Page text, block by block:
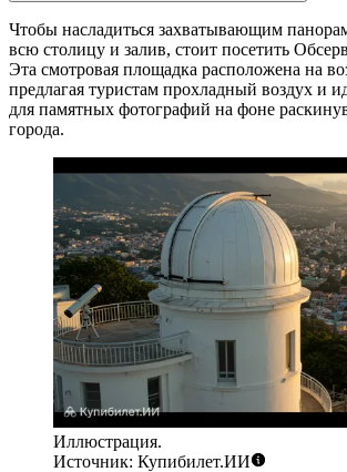
Чтобы насладиться захватывающим
всю столицу и залив, стоит посетить
Эта смотровая площадка расположена на
предлагая туристам прохладный воздух и
для памятных фотографий на фоне
города.
Иллюстрация.
Источник: Купибилет.ИИ